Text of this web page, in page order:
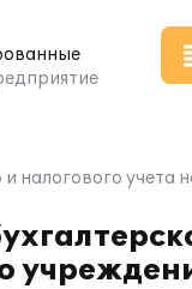
и налогового